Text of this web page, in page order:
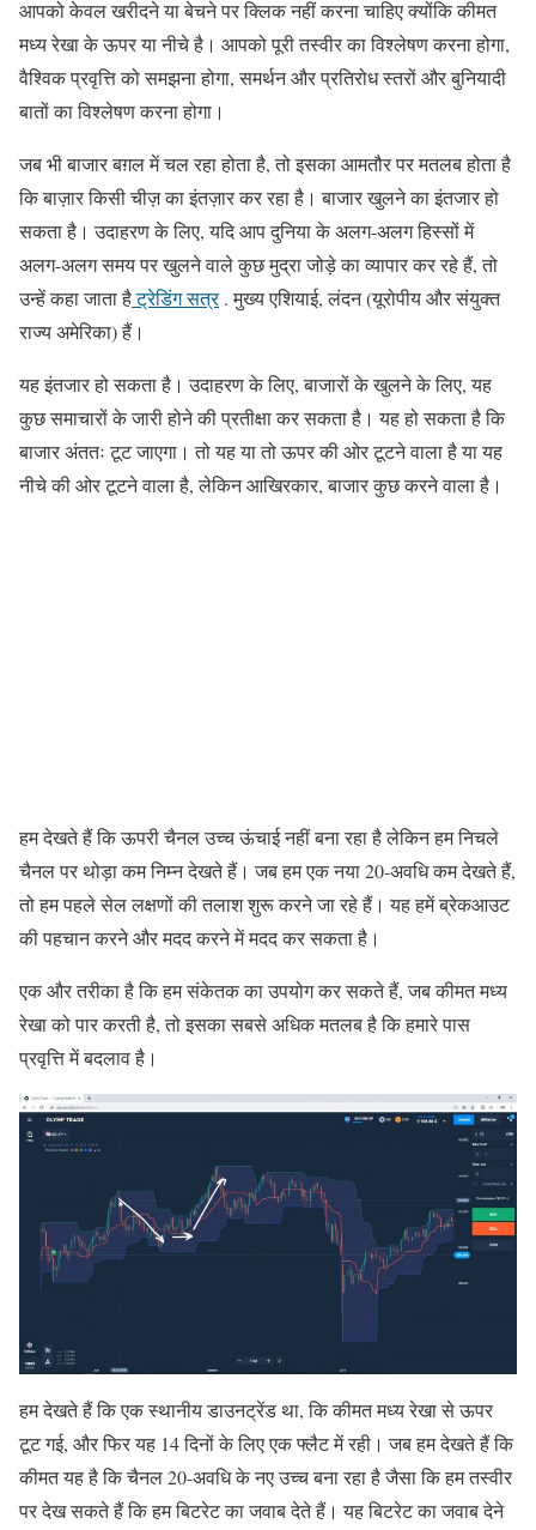
आपको केवल खरीदने या बेचने पर क्लिक नहीं करना चाहिए क्योंकि कीमत
मध्य रेखा के ऊपर या नीचे है। आपको पूरी तस्वीर का विश्लेषण करना होगा,
वैश्विक प्रवृत्ति को समझना होगा, समर्थन और प्रतिरोध स्तरों और बुनियादी
बातों का विश्लेषण करना होगा।
जब भी बाजार बग़ल में चल रहा होता है, तो इसका आमतौर पर मतलब होता है
कि बाज़ार किसी चीज़ का इंतज़ार कर रहा है। बाजार खुलने का इंतजार हो
सकता है। उदाहरण के लिए, यदि आप दुनिया के अलग-अलग हिस्सों में
अलग-अलग समय पर खुलने वाले कुछ मुद्रा जोड़े का व्यापार कर रहे हैं, तो
उन्हें कहा जाता हैट्रेडिंग सत्र. मुख्य एशियाई, लंदन (यूरोपीय और संयुक्त
राज्य अमेरिका) हैं।
यह इंतजार हो सकता है। उदाहरण के लिए, बाजारों के खुलने के लिए, यह
कुछ समाचारों के जारी होने की प्रतीक्षा कर सकता है। यह हो सकता है कि
बाजार अंततः टूट जाएगा। तो यह या तो ऊपर की ओर टूटने वाला है या यह
नीचे की ओर टूटने वाला है, लेकिन आखिरकार, बाजार कुछ करने वाला है।
हम देखते हैं कि ऊपरी चैनल उच्च ऊंचाई नहीं बना रहा है लेकिन हम निचले
चैनल पर थोड़ा कम निम्न देखते हैं। जब हम एक नया 20-अवधि कम देखते हैं,
तो हम पहले सेल लक्षणों की तलाश शुरू करने जा रहे हैं। यह हमें ब्रेकआउट
की पहचान करने और मदद करने में मदद कर सकता है।
एक और तरीका है कि हम संकेतक का उपयोग कर सकते हैं, जब कीमत मध्य
रेखा को पार करती है, तो इसका सबसे अधिक मतलब है कि हमारे पास
प्रवृत्ति में बदलाव है।
हम देखते हैं कि एक स्थानीय डाउनट्रेंड था, कि कीमत मध्य रेखा से ऊपर
टूट गई, और फिर यह 14 दिनों के लिए एक फ्लैट में रही। जब हम देखते हैं कि
कीमत यह है कि चैनल 20-अवधि के नए उच्च बना रहा है जैसा कि हम तस्वीर
पर देख सकते हैं कि हम बिटरेट का जवाब देते हैं। यह बिटरेट का जवाब देने